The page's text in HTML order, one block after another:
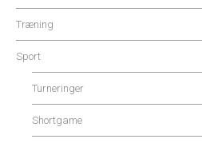
Træning
Sport
Turneringer
Shortgame